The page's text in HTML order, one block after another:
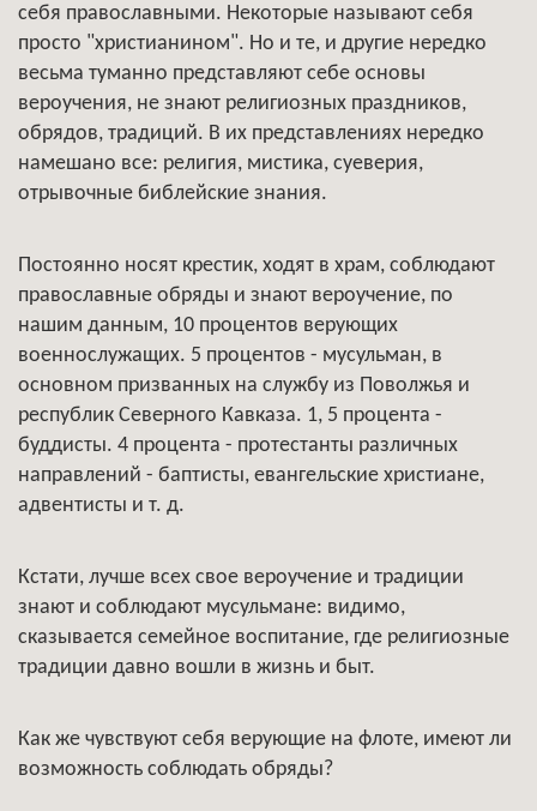
себя православными. Некоторые называют себя
просто "христианином". Но и те, и другие нередко
весьма туманно представляют себе основы
вероучения, не знают религиозных праздников,
обрядов, традиций. В их представлениях нередко
намешано все: религия, мистика, суеверия,
отрывочные библейские знания.
Постоянно носят крестик, ходят в храм, соблюдают
православные обряды и знают вероучение, по
нашим данным, 10 процентов верующих
военнослужащих. 5 процентов - мусульман, в
основном призванных на службу из Поволжья и
республик Северного Кавказа. 1, 5 процента -
буддисты. 4 процента - протестанты различных
направлений - баптисты, евангельские христиане,
адвентисты и т. д.
Кстати, лучше всех свое вероучение и традиции
знают и соблюдают мусульмане: видимо,
сказывается семейное воспитание, где религиозные
традиции давно вошли в жизнь и быт.
Как же чувствуют себя верующие на флоте, имеют ли
возможность соблюдать обряды?